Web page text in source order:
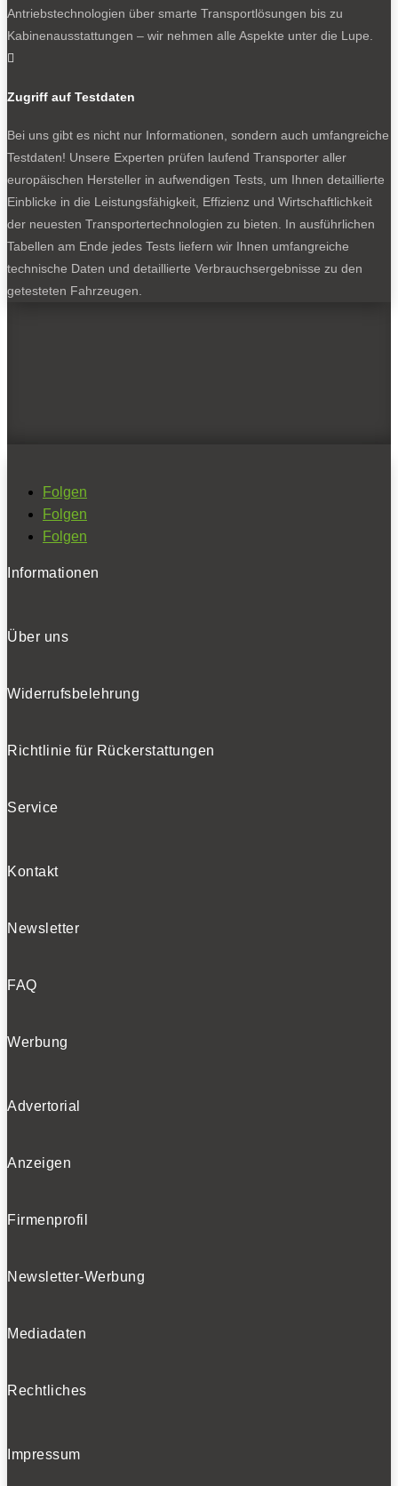
Antriebstechnologien über smarte Transportlösungen bis zu
Kabinenausstattungen – wir nehmen alle Aspekte unter die Lupe.

Zugriff auf Testdaten
Bei uns gibt es nicht nur Informationen, sondern auch umfangreiche
Testdaten! Unsere Experten prüfen laufend Transporter aller
europäischen Hersteller in aufwendigen Tests, um Ihnen detaillierte
Einblicke in die Leistungsfähigkeit, Effizienz und Wirtschaftlichkeit
der neuesten Transportertechnologien zu bieten. In ausführlichen
Tabellen am Ende jedes Tests liefern wir Ihnen umfangreiche
technische Daten und detaillierte Verbrauchsergebnisse zu den
getesteten Fahrzeugen.
Folgen
Folgen
Folgen
Informationen
Über uns
Widerrufsbelehrung
Richtlinie für Rückerstattungen
Service
Kontakt
Newsletter
FAQ
Werbung
Advertorial
Anzeigen
Firmenprofil
Newsletter-Werbung
Mediadaten
Rechtliches
Impressum